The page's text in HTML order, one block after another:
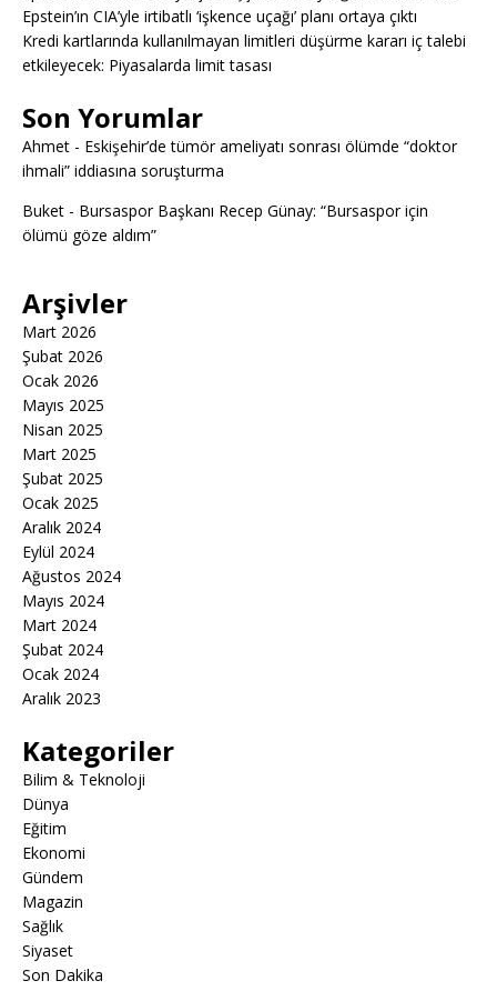
Epstein’ın CIA’yle irtibatlı ‘işkence uçağı’ planı ortaya çıktı
Kredi kartlarında kullanılmayan limitleri düşürme kararı iç talebi
etkileyecek: Piyasalarda limit tasası
Son Yorumlar
Ahmet - Eskişehir’de tümör ameliyatı sonrası ölümde “doktor
ihmali” iddiasına soruşturma
Buket - Bursaspor Başkanı Recep Günay: “Bursaspor için
ölümü göze aldım”
Arşivler
Mart 2026
Şubat 2026
Ocak 2026
Mayıs 2025
Nisan 2025
Mart 2025
Şubat 2025
Ocak 2025
Aralık 2024
Eylül 2024
Ağustos 2024
Mayıs 2024
Mart 2024
Şubat 2024
Ocak 2024
Aralık 2023
Kategoriler
Bilim & Teknoloji
Dünya
Eğitim
Ekonomi
Gündem
Magazin
Sağlık
Siyaset
Son Dakika